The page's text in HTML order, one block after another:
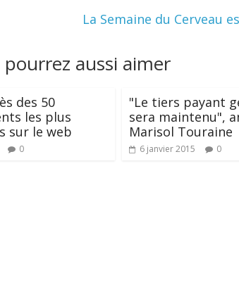
La Semaine du Cerveau
pourrez aussi aimer
des 50
les plus
sur le web
0
"Le tiers payant
sera maintenu",
Marisol Touraine
6 janvier 2015 0